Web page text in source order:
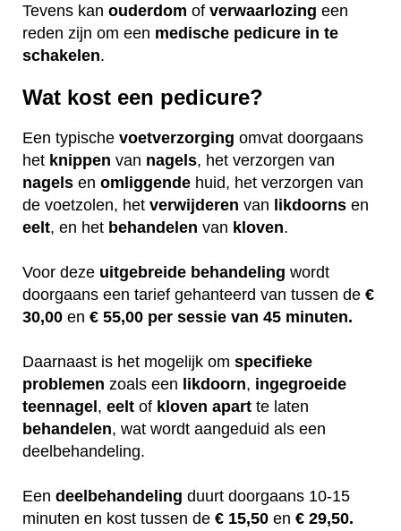
Tevens kan ouderdom of verwaarlozing een
reden zijn om een medische pedicure in te
schakelen.
Wat kost een pedicure?
Een typische voetverzorging omvat doorgaans
het knippen van nagels, het verzorgen van
nagels en omliggende huid, het verzorgen van
de voetzolen, het verwijderen van likdoorns en
eelt, en het behandelen van kloven.
Voor deze uitgebreide behandeling wordt
doorgaans een tarief gehanteerd van tussen de €
30,00 en € 55,00 per sessie van 45 minuten.
Daarnaast is het mogelijk om specifieke
problemen zoals een likdoorn, ingegroeide
teennagel , eelt of kloven apart te laten
behandelen, wat wordt aangeduid als een
deelbehandeling.
Een deelbehandeling duurt doorgaans 10-15
minuten en kost tussen de € 15,50 en € 29,50.